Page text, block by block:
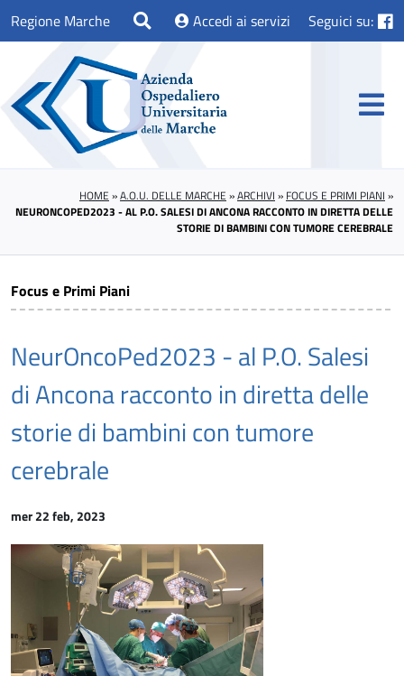
Regione Marche Accedi ai servizi Seguici su:
HOME »A.O.U. DELLE MARCHE »ARCHIVI » FOCUS E PRIMI PIANI »
NEURONCOPED2023 - AL P.O. SALESI DI ANCONA RACCONTO IN DIRETTA DELLE
STORIE DI BAMBINI CON TUMORE CEREBRALE
Focus e Primi Piani
NeurOncoPed2023 - al P.O. Salesi
di Ancona racconto in diretta delle
storie di bambini con tumore
cerebrale
mer 22 feb, 2023